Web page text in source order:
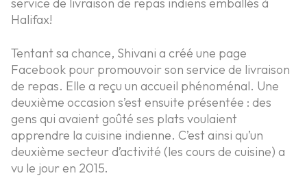
Halifax!
Tentant sa chance, Shivani a créé une page
Facebook pour promouvoir son service de livraison
de repas. Elle a reçu un accueil phénoménal. Une
deuxième occasion s’est ensuite présentée : des
gens qui avaient goûté ses plats voulaient
apprendre la cuisine indienne. C’est ainsi qu’un
deuxième secteur d’activité (les cours de cuisine) a
vu le jour en 2015.